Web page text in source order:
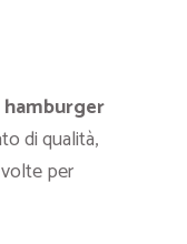
hamburger
di qualità,
per